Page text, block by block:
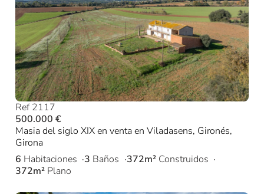
Ref 2117
500.000 €
Masia del siglo XIX en venta en Viladasens, Gironés,
Girona
6 Habitaciones 3 Baños 372m² Construidos
372m² Plano